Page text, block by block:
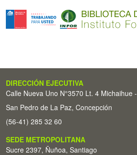
DIRECCIÓN EJECUTIVA
Calle Nueva Uno N°3570 Lt. 4 Michaihue -
San Pedro de La Paz, Concepción
(56-41) 285 32 60
SEDE METROPOLITANA
Sucre 2397, Ñuñoa, Santiago